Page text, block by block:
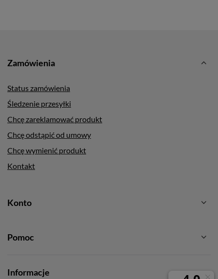
Zamówienia
Status zamówienia
Śledzenie przesyłki
Chcę zareklamować produkt
Chcę odstąpić od umowy
Chcę wymienić produkt
Kontakt
Konto
Pomoc
Informacje